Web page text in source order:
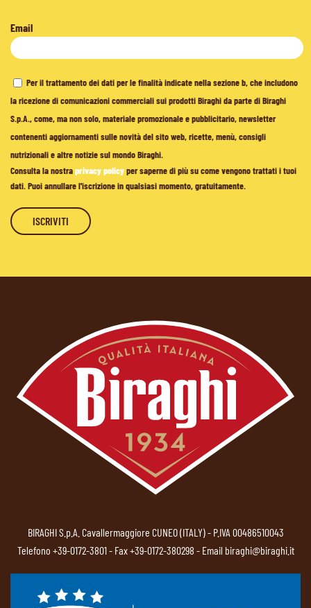
Email
Per il trattamento dei dati per le finalità indicate nella sezione b, che includono
la ricezione di comunicazioni commerciali sui prodotti Biraghi da parte di Biraghi
S.p.A., come, ma non solo, materiale promozionale e pubblicitario, newsletter
contenenti aggiornamenti sulle novità del sito web, ricette, menù, consigli
nutrizionali e altre notizie sul mondo Biraghi.
Consulta la nostraprivacy policyper saperne di più su come vengono trattati i tuoi
dati. Puoi annullare l'iscrizione in qualsiasi momento, gratuitamente.
BIRAGHI S.p.A. Cavallermaggiore CUNEO (ITALY) - P.IVA 00486510043
Telefono +39-0172-3801- Fax +39-0172-380298 - Email biraghi@biraghi.it